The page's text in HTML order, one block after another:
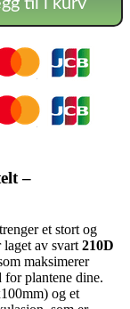
til i kurv
–
et stort og
av svart 210D
maksimerer
plantene dine.
og et